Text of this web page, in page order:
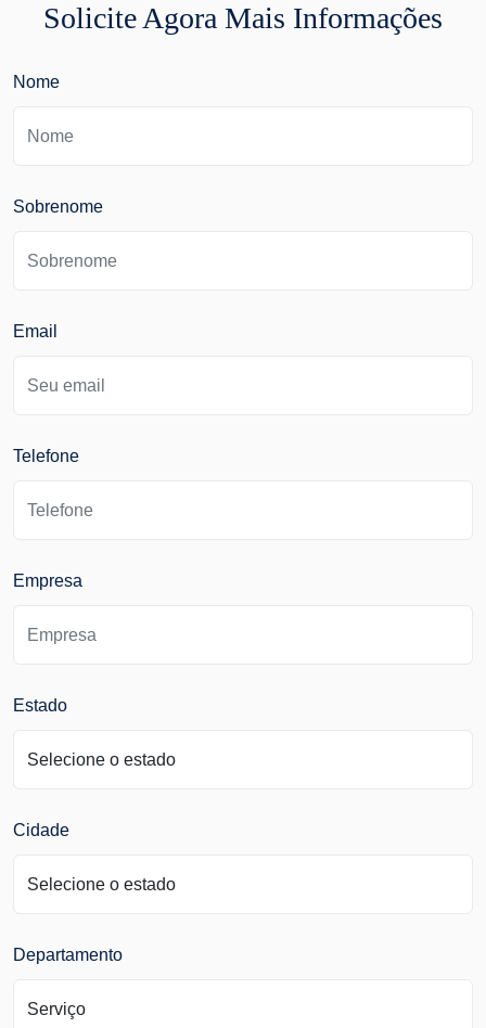
Solicite Agora Mais Informações
Nome
Sobrenome
Email
Telefone
Empresa
Estado
Cidade
Departamento